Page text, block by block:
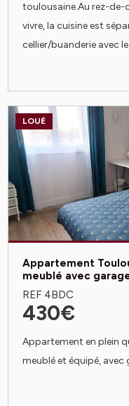
toulousaine.Au rez-de-
vivre, la cuisine est
cellier/buanderie avec le
LOUÉ
Appartement
meublé avec
REF 4BDC
430€
Appartement en plein
meublé et équipé, avec